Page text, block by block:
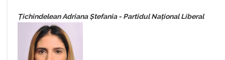
Țichindelean Adriana Ștefania- Partidul Național Liberal